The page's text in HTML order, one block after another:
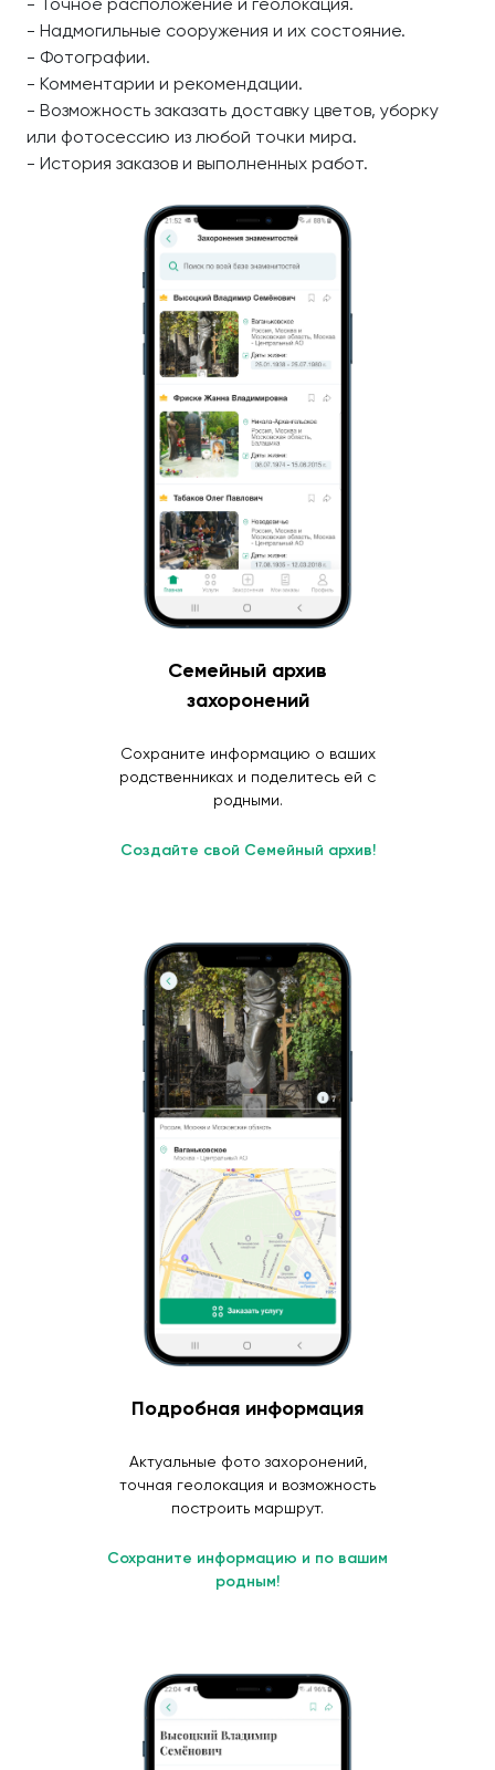
- Надмогильные сооружения и их состояние.
- Фотографии.
- Комментарии и рекомендации.
- Возможность заказать доставку цветов, уборку
или фотосессию из любой точки мира.
- История заказов и выполненных работ.
Семейный архив
захоронений
Сохраните информацию о ваших
родственниках и поделитесь ей с
родными.
Создайте свой Семейный архив!
Подробная информация
Актуальные фото захоронений,
точная геолокация и возможность
построить маршрут.
Сохраните информацию и по вашим
родным!